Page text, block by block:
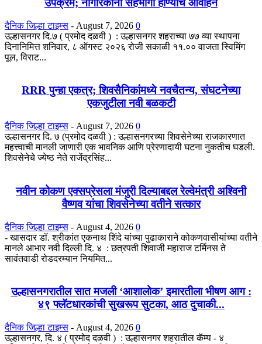
उपक्रम; नागरिकांना सहभागी होण्याचे आवाहन
दैनिक जिल्हा टाइम्स - August 7, 2026 0
उल्हासनगर दि.७ ( प्रमोद दळवी ) : उल्हासनगर शहराच्या ७७ व्या स्थापना
दिनानिमित्त शनिवार, ८ ऑगस्ट २०२६ रोजी सकाळी ११.०० वाजता स्विमिंग
पूल, विराट...
RRR पुन्हा एकत्र; शिवसैनिकांमध्ये नवचैतन्य, संघटनेच्या
एकजुटीला नवी बळकटी
दैनिक जिल्हा टाइम्स - August 7, 2026 0
उल्हासनगर दि. ७ (प्रमोद दळवी ) : उल्हासनगरच्या शिवसेनेच्या राजकारणात
महत्त्वाची मानली जाणारी एक भावनिक आणि प्रेरणादायी घटना नुकतीच घडली.
शिवसेनेचे ज्येष्ठ नेते राजेंद्रसिंह...
नवीन कोकण एक्सप्रेसला मंजुरी दिल्याबद्दल रेल्वेमंत्री अश्विनी
वैष्णव यांचा शिवसेनेच्या वतीने सत्कार
दैनिक जिल्हा टाइम्स - August 4, 2026 0
- खासदार डॉ. श्रीकांत एकनाथ शिंदे यांच्या पुढाकाराने कोकणवासीयांच्या वतीने
मानले आभार नवी दिल्ली दि. ४ : छत्रपती शिवाजी महाराज टर्मिनस ते
सावंतवाडी रोडदरम्यान नियमित...
उल्हासनगरातील सात मजली ‘आशालोक’ इमारतीला भीषण आग :
४९ फ्लॅटधारकांची सुखरूप सुटका, आठ दुचाकी...
दैनिक जिल्हा टाइम्स - August 4, 2026 0
उल्हासनगर, दि. ४ ( प्रमोद दळवी ) : उल्हासनगर शहरातील कॅम्प - ४